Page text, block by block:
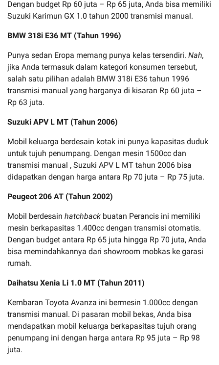
Dengan budget Rp 60 juta – Rp 65 juta, Anda bisa memiliki
Suzuki Karimun GX 1.0 tahun 2000 transmisi manual.
BMW 318i E36 MT (Tahun 1996)
Punya sedan Eropa memang punya kelas tersendiri. Nah,
jika Anda termasuk dalam kategori konsumen tersebut,
salah satu pilihan adalah BMW 318i E36 tahun 1996
transmisi manual yang harganya di kisaran Rp 60 juta –
Rp 63 juta.
Suzuki APV L MT (Tahun 2006)
Mobil keluarga berdesain kotak ini punya kapasitas duduk
untuk tujuh penumpang. Dengan mesin 1500cc dan
transmisi manual , Suzuki APV L MT tahun 2006 bisa
didapatkan dengan harga antara Rp 70 juta – Rp 75 juta.
Peugeot 206 AT (Tahun 2002)
Mobil berdesain hatchback buatan Perancis ini memiliki
mesin berkapasitas 1.400cc dengan transmisi otomatis.
Dengan budget antara Rp 65 juta hingga Rp 70 juta, Anda
bisa memindahkannya dari showroom mobkas ke garasi
rumah.
Daihatsu Xenia Li 1.0 MT (Tahun 2011)
Kembaran Toyota Avanza ini bermesin 1.000cc dengan
transmisi manual. Di pasaran mobil bekas, Anda bisa
mendapatkan mobil keluarga berkapasitas tujuh orang
penumpang ini dengan harga antara Rp 95 juta – Rp 98
juta.